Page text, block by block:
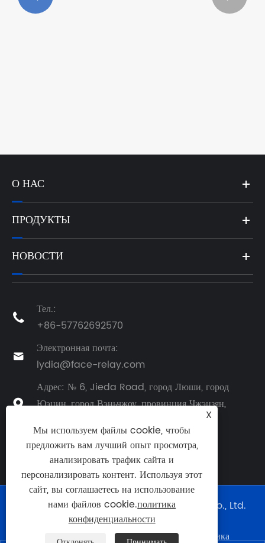
О НАС
ПРОДУКТЫ
НОВОСТИ

Тел.:
+86-57762692570

Электронная почта:
lydia@face-relay.com

Адрес: № 6, Jieda Road, город Люши, город
Юэцин, город Вэньчжоу, провинция Чжэцзян,
Copyright © 2025 Yueqing Face Electric Co., Ltd.
Все права защищены.
Links | Sitemap | RSS | XML
политика
X
Мы используем файлы cookie, чтобы
предложить вам лучший опыт просмотра,
анализировать трафик сайта и
персонализировать контент. Используя этот
сайт, вы соглашаетесь на использование
нами файлов cookie.политика
конфиденциальности